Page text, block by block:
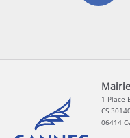
1 Place
CS
06414